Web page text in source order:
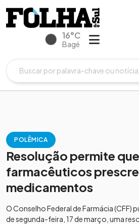
16°C
Bagé
POLÊMICA
Resolução permite que
farmacêuticos
medicamentos
O Conselho Federal de Farmácia (CFF)
de segunda-feira, 17 de março, uma